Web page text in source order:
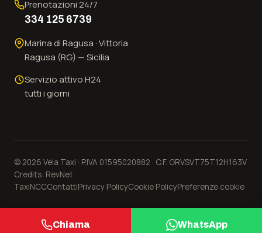
Chiama WhatsApp
Prenotazioni 24/7
334 125 6739
Marina di Ragusa · Vittoria
Ragusa (RG) — Sicilia
Servizio attivo H24
tutti i giorni
© 2026 Vela Taxi · P.IVA 01595020882 · C.F. GRVSVT75T12H163V
Credits: RevNet
TaxiNCCContattiPrivacy PolicyCookie PolicyPreferenze cookie